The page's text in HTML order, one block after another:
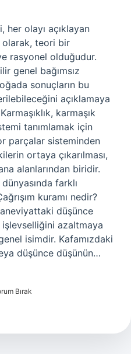
her olayı açıklayan
olarak, teori bir
rasyonel olduğudur.
genel bağımsız
sonuçların bu
açıklamaya
karmaşık
tanımlamak için
parçalar sisteminden
ortaya çıkarılması,
alanlarından biridir.
farklı
kuramı nedir?
düşünce
azaltmaya
isimdir. Kafamızdaki
düşünce düşünün…
Bırak